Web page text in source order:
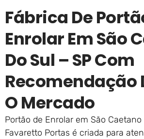
Fábrica De
Enrolar Em São
Do Sul – SP Com
Recomendação
O Mercado
Portão de Enrolar em São Caetano
Favaretto Portas é criada para